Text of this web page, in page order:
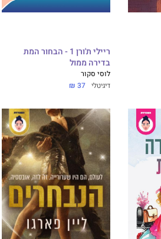
ריילי ת'ורן 1 - הבחור המת
בדירה ממול
לוסי סקור
דיגיטלי 37 ₪